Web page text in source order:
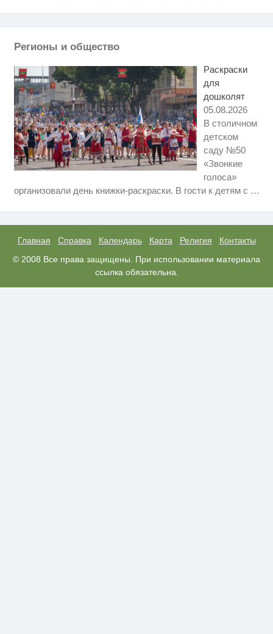
Регионы и общество
Раскраски
для
дошколят
05.08.2026
В столичном
детском
саду №50
«Звонкие
голоса»
организовали день книжки-раскраски. В гости к детям с …
Главная Справка Календарь Карта Религия
Контакты
© 2008 Все права защищены. При использовании материала
ссылка обязательна.
Ролик длится пару секунд, но
Почему Петеру Сийярто грозит
а смеяться вы будете долго
когда их не видят...
i
Канадская гимнастка Беззубенко
призналась, чем ее
разочаровала Москва